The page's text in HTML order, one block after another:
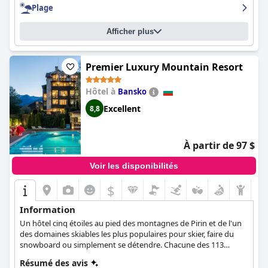
du parking et le classement cinq étoiles puissent être décevants
pour certains, leSol Nessebar Palace All Inclusive (SOL by Meliá
Nessebar Palace All Inclusive)offre à ses clients un séjour
confortable et agréable.
Plage
Afficher plus
Premier Luxury Mountain Resort
Hôtel à Bansko
8,8 Excellent
À partir de 97 $
Voir les disponibilités
$
Information
Un hôtel cinq étoiles au pied des montagnes de Pirin et de l'un
des domaines skiables les plus populaires pour skier, faire du
snowboard ou simplement se détendre. Chacune des 113
Résumé des avis